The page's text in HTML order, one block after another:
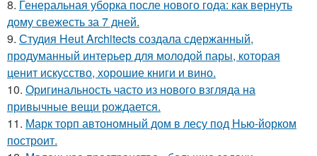
8. Генеральная уборка после нового года: как вернуть
дому свежесть за 7 дней.
9. Студия Heut Architects создала сдержанный,
продуманный интерьер для молодой пары, которая
ценит искусство, хорошие книги и вино.
10. Оригинальность часто из нового взгляда на
привычные вещи рождается.
11. Марк торп автономный дом в лесу под Нью-йорком
построит.